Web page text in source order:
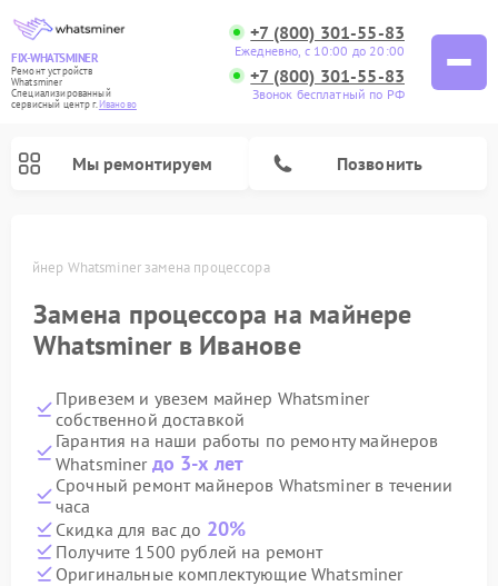
FIX-WHATSMINER
Ремонт устройств
Whatsminer
Специализированный
cервисный центр г.Иваново
+7 (800) 301-55-83
Ежедневно, с 10:00 до 20:00
+7 (800) 301-55-83
Звонок бесплатный по РФ
Мы ремонтируем Позвонить
Майнер Whatsminer замена процессора
Замена процессора на майнере
Whatsminer в Иванове
Привезем и увезем майнер Whatsminer
собственной доставкой
Гарантия на наши работы по ремонту майнеров
Whatsminer до 3-х лет
Срочный ремонт майнеров Whatsminer в течении
часа
Скидка для вас до 20%
Получите 1500 рублей на ремонт
Оригинальные комплектующие Whatsminer